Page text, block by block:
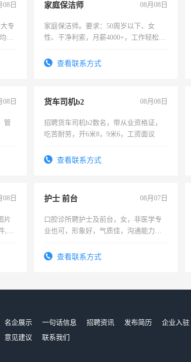
08日
专
，
家庭保洁师 08月08日
家庭保洁师。要求：50周岁以下、女
性、干净利索，月薪4000+，工作轻松，
太太等。查看联系方式
08日
管
货车司机b2 08月08日
招聘货车司机b2数名，带从业资格证，
吃苦耐劳，开6米8，9米6，工资面议
查看联系方式
08日
片
,工
护士 前台 08月07日
口腔诊所聘护士及前台，女，非医学专
业也可，形象好，气质佳，沟通能力
查看联系方式
名企展示 一句话信息 招聘资讯 发布简历 企业入驻
意见建议 联系我们